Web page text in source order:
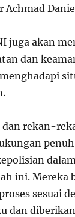
Achmad
juga akan
dan
rekan-
penuh
dalam
ini. Mereka
sesuai
dan